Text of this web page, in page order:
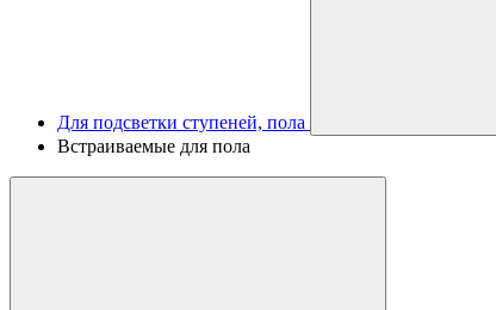
Для подсветки ступеней, пола
Встраиваемые для пола